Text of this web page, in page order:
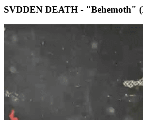
SVDDEN DEATH - "Behemoth"